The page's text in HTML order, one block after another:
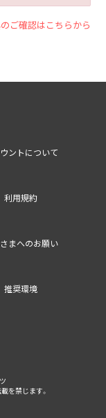
ご確認はこちらから
ントについて
利用規約
まへのお願い
推奨環境
を禁じます。